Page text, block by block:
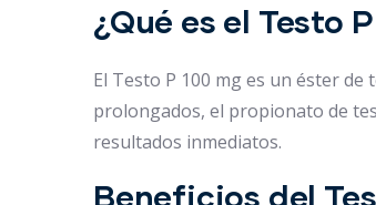
¿Qué es el Testo
El Testo P 100 mg es un éster
prolongados, el propionato de
resultados inmediatos.
Beneficios del